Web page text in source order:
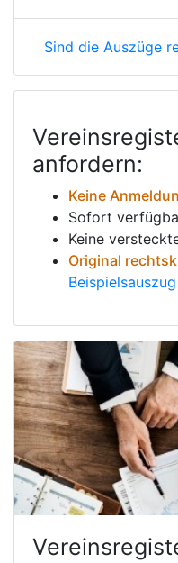
Sind die Auszüge
anfordern:
Keine
Sofort
Keine
Original